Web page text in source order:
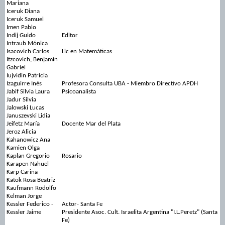
Mariana
Iceruk Diana
Iceruk Samuel
Imen Pablo
Indij Guido
Editor
Intraub Mónica
Isacovich Carlos
Lic en Matemáticas
Itzcovich, Benjamín
Gabriel
Iujvidin Patricia
Izaguirre Inés
Profesora Consulta UBA - Miembro Directivo APDH
Jabif Silvia Laura
Psicoanalista
Jadur Silvia
Jalowski Lucas
Januszevski Lidia
Jeifetz María
Docente Mar del Plata
Jeroz Alicia
Kahanowicz Ana
Kamien Olga
Kaplan Gregorio
Rosario
Karapen Nahuel
Karp Carina
Katok Rosa Beatriz
Kaufmann Rodolfo
Kelman Jorge
Kessler Federico -
Actor- Santa Fe
Kessler Jaime
Presidente Asoc. Cult. Israelita Argentina "I.L.Peretz" (Santa
Fe)